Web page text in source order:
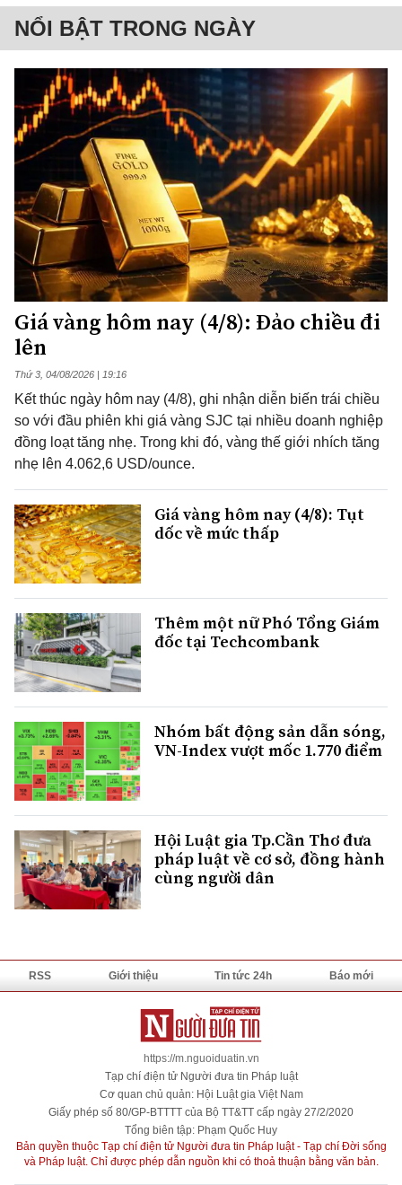
NỔI BẬT TRONG NGÀY
Giá vàng hôm nay (4/8): Đảo chiều đi
lên
Thứ 3, 04/08/2026 | 19:16
Kết thúc ngày hôm nay (4/8), ghi nhận diễn biến trái chiều
so với đầu phiên khi giá vàng SJC tại nhiều doanh nghiệp
đồng loạt tăng nhẹ. Trong khi đó, vàng thế giới nhích tăng
nhẹ lên 4.062,6 USD/ounce.
Giá vàng hôm nay (4/8): Tụt
dốc về mức thấp
Thêm một nữ Phó Tổng Giám
đốc tại Techcombank
Nhóm bất động sản dẫn sóng,
VN-Index vượt mốc 1.770 điểm
Hội Luật gia Tp.Cần Thơ đưa
pháp luật về cơ sở, đồng hành
cùng người dân
RSS Giới thiệu Tin tức 24h Báo mới
https://m.nguoiduatin.vn
Tạp chí điện tử Người đưa tin Pháp luật
Cơ quan chủ quản: Hội Luật gia Việt Nam
Giấy phép số 80/GP-BTTTT của Bộ TT&TT cấp ngày 27/2/2020
Tổng biên tập: Phạm Quốc Huy
Bản quyền thuộc Tạp chí điện tử Người đưa tin Pháp luật - Tạp chí Đời sống
và Pháp luật. Chỉ được phép dẫn nguồn khi có thoả thuận bằng văn bản.